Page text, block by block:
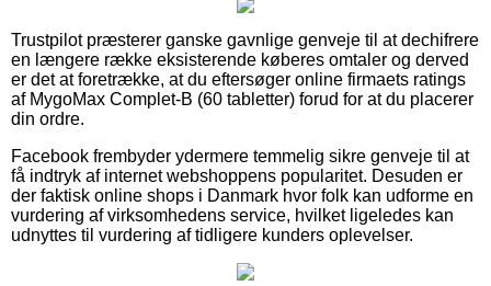
Trustpilot præsterer ganske gavnlige genveje til at dechifrere
en længere række eksisterende køberes omtaler og derved
er det at foretrække, at du eftersøger online firmaets ratings
af MygoMax Complet-B (60 tabletter) forud for at du placerer
din ordre.
Facebook frembyder ydermere temmelig sikre genveje til at
få indtryk af internet webshoppens popularitet. Desuden er
der faktisk online shops i Danmark hvor folk kan udforme en
vurdering af virksomhedens service, hvilket ligeledes kan
udnyttes til vurdering af tidligere kunders oplevelser.